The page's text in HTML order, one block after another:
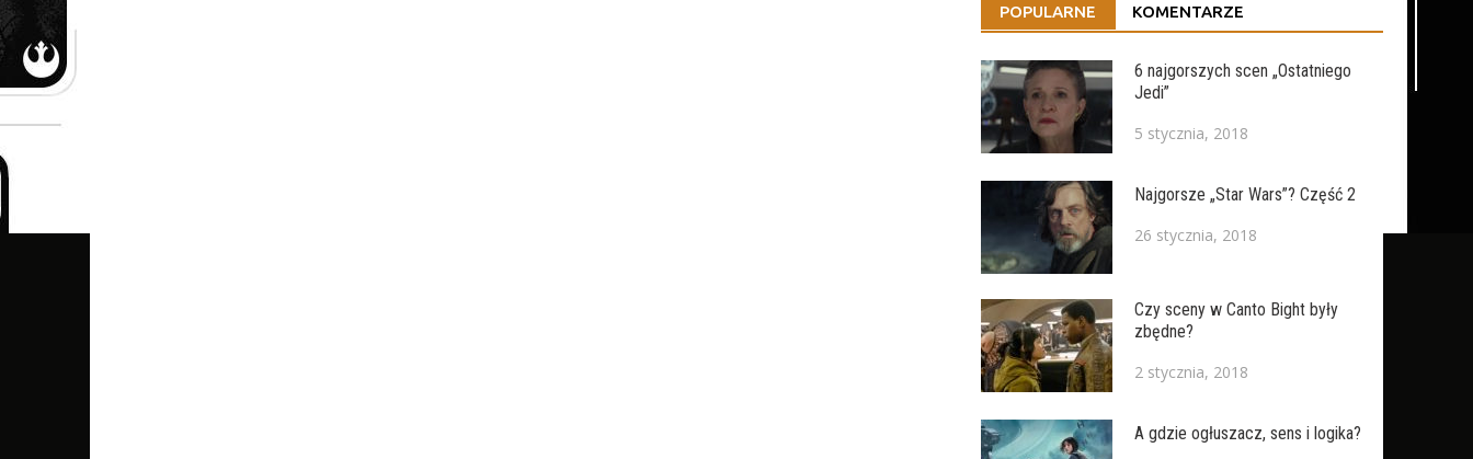
POPULARNE KOMENTARZE
6 najgorszych scen „Ostatniego
Jedi”
5 stycznia, 2018
Najgorsze „Star Wars”? Część 2
26 stycznia, 2018
Czy sceny w Canto Bight były
zbędne?
2 stycznia, 2018
A gdzie ogłuszacz, sens i logika?